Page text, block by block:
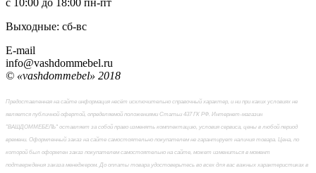
Выходные: сб-вc
E-mail
info@vashdommebel.ru
© «vashdommebel» 2018
Предоставленная на сайте информация несёт исключительно справочный характер, и ни при каких условиях не
является публичной офертой, определяемой положениями Статьи 437 ГК РФ. Интернет-магазин
"ВАШДОММЕБЕЛЬ" оставляет за собой право изменять комплектацию, условия сервиса, цены в любой период
времени. Оформленный заказ на сайте самостоятельно покупателем не гарантирует наличия товара. Цена, по
которой был оформлен заказ покупателем самостоятельно на сайте, может измениться в момент
подтверждения заказа менеджером. До оплаты товара удостоверьтесь во всех для вас важных характеристиках в